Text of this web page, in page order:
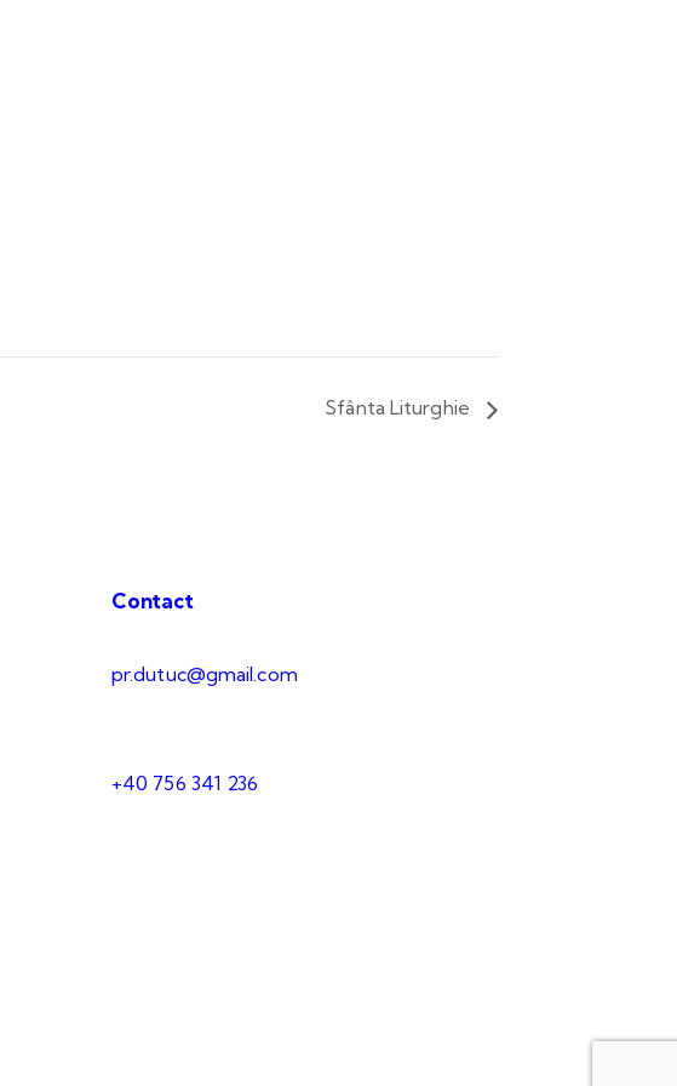
Sfânta Liturghie
Contact
pr.dutuc@gmail.com
+40 756 341 236